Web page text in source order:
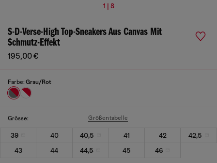
1 | 8
S-D-Verse-High Top-Sneakers Aus Canvas Mit
Schmutz-Effekt
195,00 €
Farbe: Grau/Rot
Grösse: Größentabelle
39 40 40,5 41 42
42,5
43
44 44,5 45 46